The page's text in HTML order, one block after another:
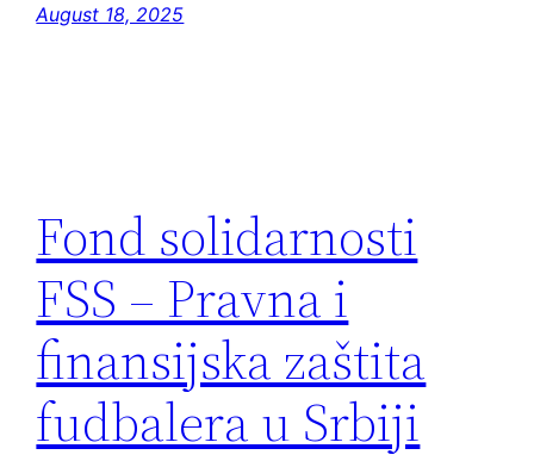
August 18, 2025
Fond solidarnosti
FSS – Pravna i
finansijska zaštita
fudbalera u Srbiji